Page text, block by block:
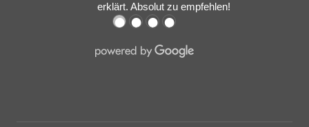
erklärt. Absolut zu empfehlen!
●●●●